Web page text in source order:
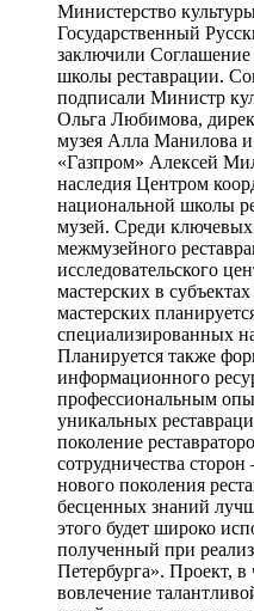
Министерство
Государственный
заключили
школы реставрации.
подписали Министр
Ольга Любимова,
музея Алла Манилова
«Газпром» Алексей
наследия Центром
национальной школы
музей. Среди ключевых
межмузейного
исследовательского
мастерских в
мастерских
специализированных
Планируется также
информационного
профессиональным
уникальных
поколение
сотрудничества
нового поколения
бесценных знаний
этого будет широко
полученный при
Петербурга». Проект, в
вовлечение